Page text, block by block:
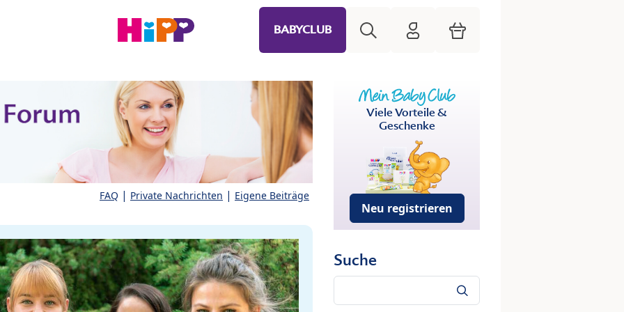
BABYCLUB HiPP Mein Babyclub
Warenkorb
FAQ | Private Nachrichten | Eigene Beiträge
Viele Vorteile &
Geschenke
Neu registrieren
Suche